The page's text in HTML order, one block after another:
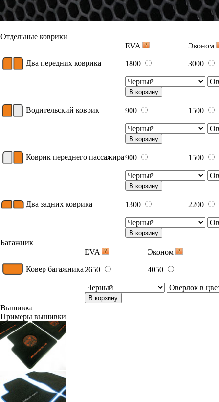
Отдельные коврики
EVA
Эконом
Два передних коврика 1800 3000
В корзину
Водительский коврик 900 1500
В корзину
Коврик переднего пассажира900 1500
В корзину
Два задних коврика 1300 2200
В корзину
Багажник
EVA
Эконом
Ковер багажника 2650 4050
В корзину
Вышивка
Примеры вышивки